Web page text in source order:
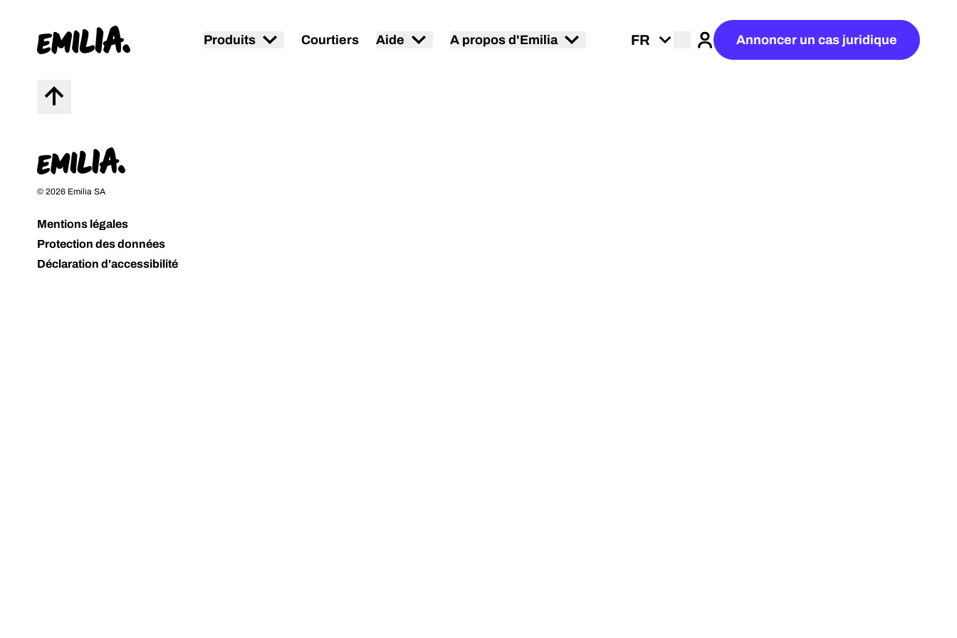
Produits Courtiers Aide A propos d'Emilia
Connexion
Annoncer un cas juridique
© 2026 Emilia SA
Mentions légales
Protection des données
Déclaration d'accessibilité